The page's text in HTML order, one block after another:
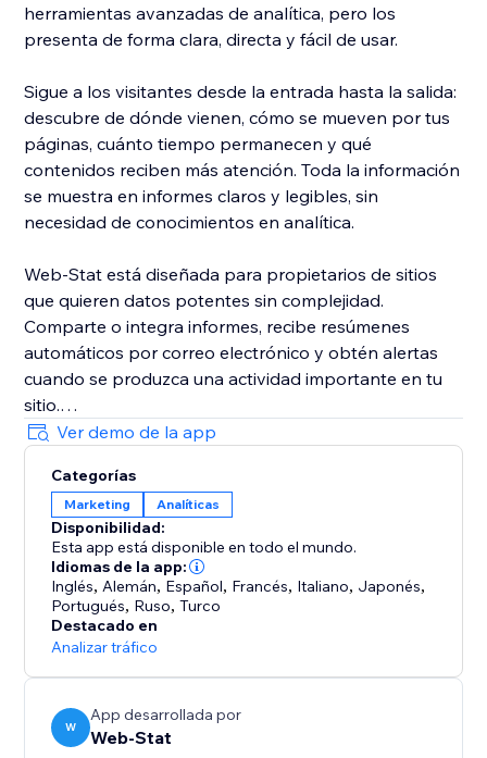
herramientas avanzadas de analítica, pero los
presenta de forma clara, directa y fácil de usar.
Sigue a los visitantes desde la entrada hasta la salida:
descubre de dónde vienen, cómo se mueven por tus
páginas, cuánto tiempo permanecen y qué
contenidos reciben más atención. Toda la información
se muestra en informes claros y legibles, sin
necesidad de conocimientos en analítica.
Web-Stat está diseñada para propietarios de sitios
que quieren datos potentes sin complejidad.
Comparte o integra informes, recibe resúmenes
automáticos por correo electrónico y obtén alertas
cuando se produzca una actividad importante en tu
sitio.
Instala Web-Stat gratis con un solo clic y prueba las
funciones Pro con una prueba gratuita.
Ver demo de la app
Categorías
Marketing Analíticas
Disponibilidad:
Esta app está disponible en todo el mundo.
Idiomas de la app:
Inglés, Alemán, Español, Francés, Italiano, Japonés,
Portugués, Ruso,Turco
Destacado en
Analizar tráfico
W
App desarrollada por
Web-Stat